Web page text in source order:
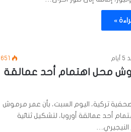
»
651
محل اهتمام أحد عمالقة
صحفية تركية، اليوم السبت، بأن عمر مرموش
أحد عمالقة أوروبا، لتشكيل ثنائية